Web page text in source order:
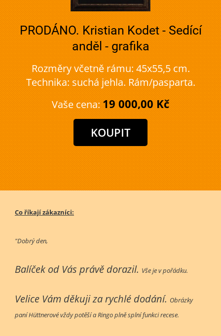
PRODÁNO. Kristian Kodet - Sedící
anděl - grafika
Rozměry včetně rámu: 45x55,5 cm.
Technika: suchá jehla. Rám/pasparta.
Vaše cena: 19 000,00 Kč
Co říkají zákazníci:
"Dobrý den,
Balíček od Vás právě dorazil. Vše je v pořádku.
Velice Vám děkuji za rychlé dodání. Obrázky
paní Hüttnerové vždy potěší a Ringo plně splní funkci recese.